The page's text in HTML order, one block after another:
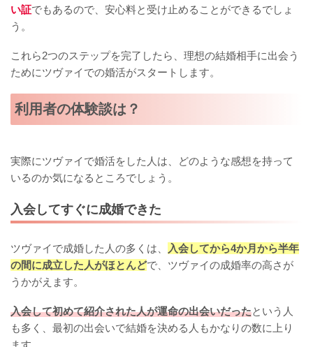
い証でもあるので、安心料と受け止めることができるでしょ
う。
これら2つのステップを完了したら、理想の結婚相手に出会う
ためにツヴァイでの婚活がスタートします。
利用者の体験談は？
実際にツヴァイで婚活をした人は、どのような感想を持って
いるのか気になるところでしょう。
入会してすぐに成婚できた
ツヴァイで成婚した人の多くは、
入会してから4か月から半年
の間に成立した人がほとんどで、ツヴァイの成婚率の高さが
うかがえます。
入会して初めて紹介された人が運命の出会いだったという人
も多く、最初の出会いで結婚を決める人もかなりの数に上り